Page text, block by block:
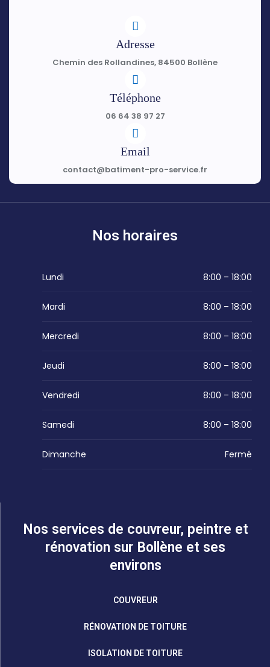
Adresse
Chemin des Rollandines, 84500 Bollène
Téléphone
06 64 38 97 27
Email
contact@batiment-pro-service.fr
Nos horaires
Lundi 8:00 – 18:00
Mardi 8:00 – 18:00
Mercredi 8:00 – 18:00
Jeudi 8:00 – 18:00
Vendredi 8:00 – 18:00
Samedi 8:00 – 18:00
Dimanche Fermé
Nos services de couvreur, peintre et
rénovation sur Bollène et ses
environs
COUVREUR
RÉNOVATION DE TOITURE
ISOLATION DE TOITURE